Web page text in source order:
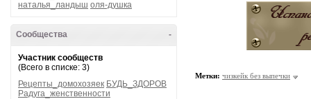
наталья_ландыш оля-душка
-
Сообщества
Участник сообществ
(Всего в списке: 3)
Рецепты_домохозяек БУДЬ_ЗДОРОВ
Радуга_женственности
Метки: чизкейк без выпечки